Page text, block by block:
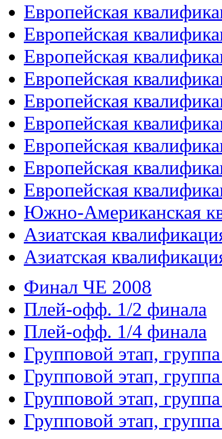
Европейская
Европейская
Европейская
Европейская
Европейская
Европейская
Европейская
Европейская
Европейская
Южно-Американская
Азиатская
Азиатская
Финал ЧЕ 2008
Плей-офф. 1/2 финала
Плей-офф. 1/4 финала
Групповой этап,
Групповой этап,
Групповой этап,
Групповой этап,